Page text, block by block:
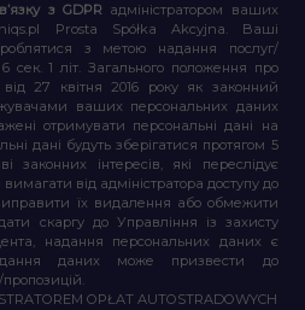
з GDPR адміністратором ваших
Prosta Spółka Akcyjna. Ваші
з метою надання послуг/
сек. 1 літ. Загального положення про
27 квітня 2016 року як законний
ваших персональних даних
отримувати персональні дані на
дані будуть зберігатися протягом 5
законних інтересів, які переслідує
від адміністратора доступу до
їх видалення або обмежити
скаргу до Управління із захисту
надання персональних даних є
даних може призвести до
OPŁAT AUTOSTRADOWYCH